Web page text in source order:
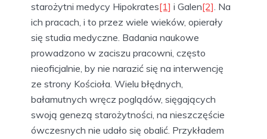
starożytni medycy Hipokrates[1] i Galen[2]. Na
ich pracach, i to przez wiele wieków, opierały
się studia medyczne. Badania naukowe
prowadzono w zaciszu pracowni, często
nieoficjalnie, by nie narazić się na interwencję
ze strony Kościoła. Wielu błędnych,
bałamutnych wręcz poglądów, sięgających
swoją genezą starożytności, na nieszczęście
ówczesnych nie udało się obalić. Przykładem